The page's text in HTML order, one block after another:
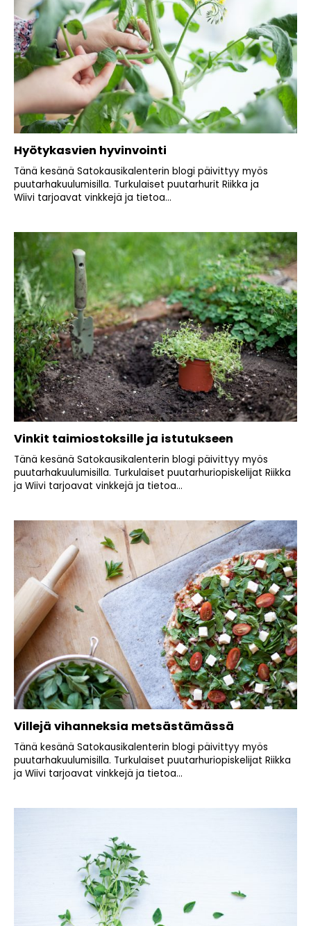
Hyötykasvien hyvinvointi
Tänä kesänä Satokausikalenterin blogi päivittyy myös
puutarhakuulumisilla. Turkulaiset puutarhurit Riikka ja
Wiivi tarjoavat vinkkejä ja tietoa...
Vinkit taimiostoksille ja istutukseen
Tänä kesänä Satokausikalenterin blogi päivittyy myös
puutarhakuulumisilla. Turkulaiset puutarhuriopiskelijat Riikka
ja Wiivi tarjoavat vinkkejä ja tietoa...
Villejä vihanneksia metsästämässä
Tänä kesänä Satokausikalenterin blogi päivittyy myös
puutarhakuulumisilla. Turkulaiset puutarhuriopiskelijat Riikka
ja Wiivi tarjoavat vinkkejä ja tietoa...